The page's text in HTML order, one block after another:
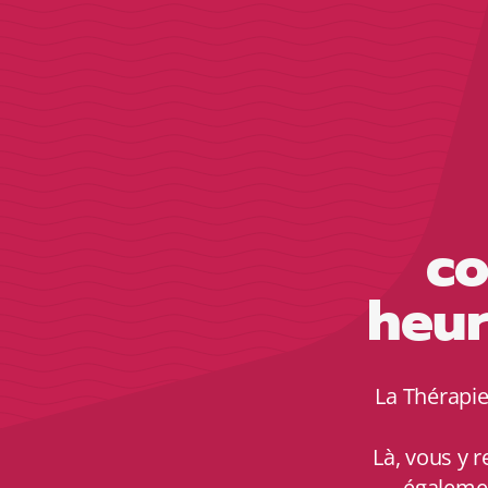
La
Là, vous y